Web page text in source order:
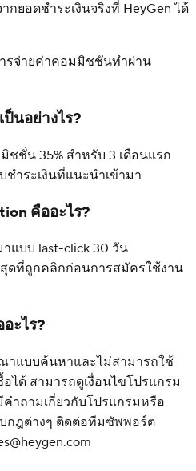
ยอดชำระเงินจริงที่ HeyGen ได้
รจ่ายค่าคอมมิชชันทำผ่าน
นอย่างไร?
ชั่น 35% สำหรับ 3 เดือนแรก
ำระเงินที่แนะนำเข้ามา
คืออะไร?
แบบ last-click 30 วัน
ดที่ถูกคลิกก่อนการสมัครใช้งาน
ะไร?
แบบค้นหาและไม่สามารถใช้
ได้ สามารถดูเงื่อนไขโปรแกรม
ำถามเกี่ยวกับโปรแกรมหรือ
กฎต่างๆ ติดต่อทีมซัพพอร์ต